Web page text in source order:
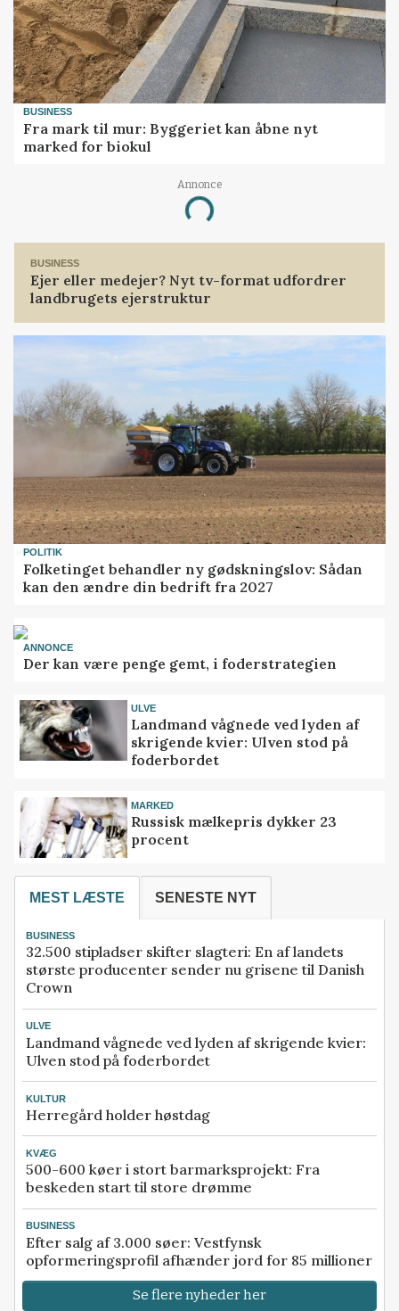
BUSINESS
Fra mark til mur: Byggeriet kan åbne nyt
marked for biokul
Annonce
Loading...
BUSINESS
Ejer eller medejer? Nyt tv-format udfordrer
landbrugets ejerstruktur
POLITIK
Folketinget behandler ny gødskningslov: Sådan
kan den ændre din bedrift fra 2027
ANNONCE
Der kan være penge gemt, i foderstrategien
ULVE
Landmand vågnede ved lyden af
skrigende kvier: Ulven stod på
foderbordet
MARKED
Russisk mælkepris dykker 23
procent
MEST LÆSTE SENESTE NYT
BUSINESS
32.500 stipladser skifter slagteri: En af landets
største producenter sender nu grisene til Danish
Crown
ULVE
Landmand vågnede ved lyden af skrigende kvier:
Ulven stod på foderbordet
KULTUR
Herregård holder høstdag
KVÆG
500-600 køer i stort barmarksprojekt: Fra
beskeden start til store drømme
BUSINESS
Efter salg af 3.000 søer: Vestfynsk
opformeringsprofil afhænder jord for 85 millioner
Se flere nyheder her